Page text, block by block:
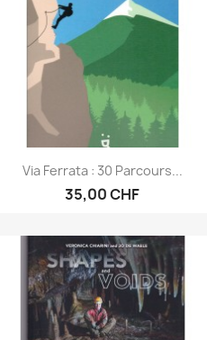
Vorschau
Via Ferrata : 30 Parcours...
35,00 CHF